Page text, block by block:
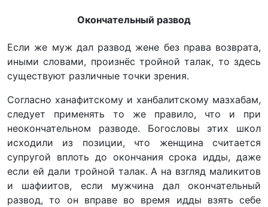
Окончательный развод
Если же муж дал развод жене без права возврата,
иными словами, произнёс тройной талак, то здесь
существуют различные точки зрения.
Согласно ханафитскому и ханбалитскому мазхабам,
следует применять то же правило, что и при
неокончательном разводе. Богословы этих школ
исходили из позиции, что женщина считается
супругой вплоть до окончания срока идды, даже
если ей дали тройной талак. А на взгляд маликитов
и шафиитов, если мужчина дал окончательный
развод, то он вправе во время идды взять себе